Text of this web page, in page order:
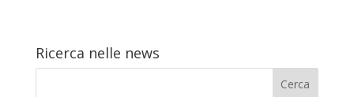
Ricerca nelle news